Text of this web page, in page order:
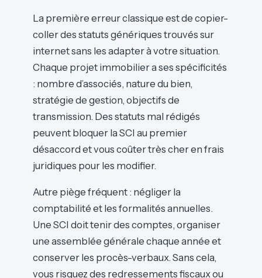
La première erreur classique est de copier-
coller des statuts génériques trouvés sur
internet sans les adapter à votre situation.
Chaque projet immobilier a ses spécificités
: nombre d’associés, nature du bien,
stratégie de gestion, objectifs de
transmission. Des statuts mal rédigés
peuvent bloquer la SCI au premier
désaccord et vous coûter très cher en frais
juridiques pour les modifier.
Autre piège fréquent : négliger la
comptabilité et les formalités annuelles.
Une SCI doit tenir des comptes, organiser
une assemblée générale chaque année et
conserver les procès-verbaux. Sans cela,
vous risquez des redressements fiscaux ou